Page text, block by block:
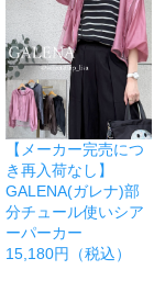
【メーカー完売につ
き再入荷なし】
GALENA(ガレナ)部
分チュール使いシア
ーパーカー
15,180円（税込）